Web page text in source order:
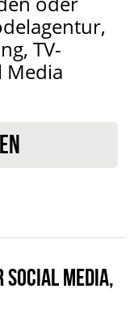
TV-
Media
SOCIAL MEDIA,